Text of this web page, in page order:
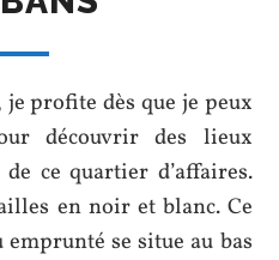
profite dès que je peux
découvrir des lieux
ce quartier d’affaires.
en noir et blanc. Ce
se situe au bas